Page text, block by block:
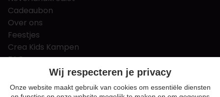
Cadeaubon
Over ons
Feestjes
Crea Kids Kampen
FAQ
Tips & tricks
Contact
Wij respecteren je privacy
Onze website maakt gebruik van cookies om essentiële diensten